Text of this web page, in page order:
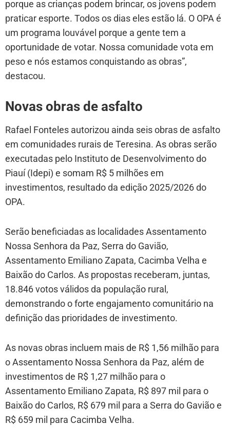
porque as crianças podem brincar, os jovens podem
praticar esporte. Todos os dias eles estão lá. O OPA é
um programa louvável porque a gente tem a
oportunidade de votar. Nossa comunidade vota em
peso e nós estamos conquistando as obras”,
destacou.
Novas obras de asfalto
Rafael Fonteles autorizou ainda seis obras de asfalto
em comunidades rurais de Teresina. As obras serão
executadas pelo Instituto de Desenvolvimento do
Piauí (Idepi) e somam R$ 5 milhões em
investimentos, resultado da edição 2025/2026 do
OPA.
Serão beneficiadas as localidades Assentamento
Nossa Senhora da Paz, Serra do Gavião,
Assentamento Emiliano Zapata, Cacimba Velha e
Baixão do Carlos. As propostas receberam, juntas,
18.846 votos válidos da população rural,
demonstrando o forte engajamento comunitário na
definição das prioridades de investimento.
As novas obras incluem mais de R$ 1,56 milhão para
o Assentamento Nossa Senhora da Paz, além de
investimentos de R$ 1,27 milhão para o
Assentamento Emiliano Zapata, R$ 897 mil para o
Baixão do Carlos, R$ 679 mil para a Serra do Gavião e
R$ 659 mil para Cacimba Velha.